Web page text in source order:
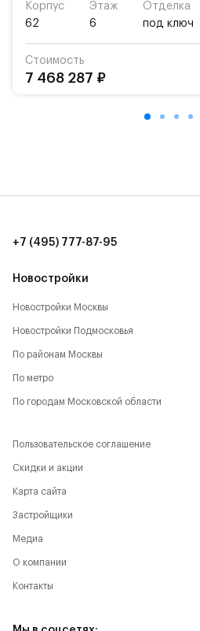
парковки.
Территория квартала
осуществляется по
Корпус
62
Этаж
6
Отделка
под ключ
Стоимость
7 468 287 ₽
Новостройки
Новостройки Москвы
Новостройки Подмосковья
По районам Москвы
По метро
По городам Московской области
+7 (495) 777-87-95
Пользовательское соглашение
Скидки и акции
Карта сайта
Застройщики
Медиа
О компании
Контакты